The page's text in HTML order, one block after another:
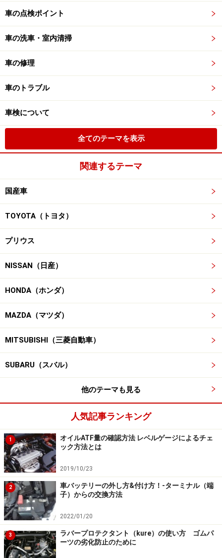
車の点検ポイント
車の洗車・室内清掃
車の修理
車のトラブル
車検について
全てのテーマを表示
関連するテーマ
国産車
TOYOTA（トヨタ）
プリウス
NISSAN（日産）
HONDA（ホンダ）
MAZDA（マツダ）
MITSUBISHI（三菱自動車）
SUBARU（スバル）
他のテーマも見る
人気記事ランキング
1
オイルATF量の確認方法 レベルゲージによるチェ
ック方法とは
2019/10/23
2
車バッテリーの外し方&付け方！-ターミナル（端
子）からの交換方法
2022/01/20
3
ラバープロテクタント（kure）の使い方 ゴムパ
ーツの劣化防止のために